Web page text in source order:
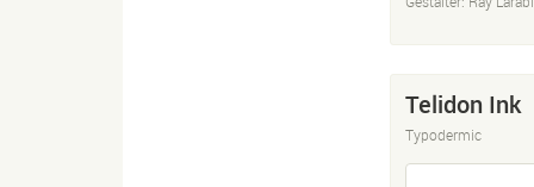
Telidon Ink
Typodermic